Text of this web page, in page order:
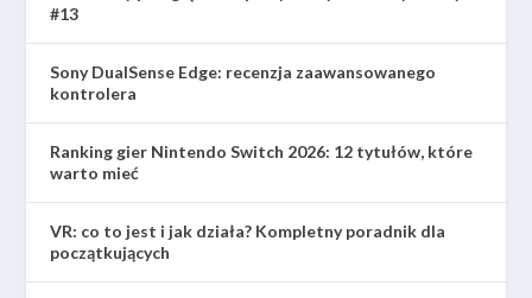
#13
Sony DualSense Edge: recenzja zaawansowanego
kontrolera
Ranking gier Nintendo Switch 2026: 12 tytułów, które
warto mieć
VR: co to jest i jak działa? Kompletny poradnik dla
początkujących